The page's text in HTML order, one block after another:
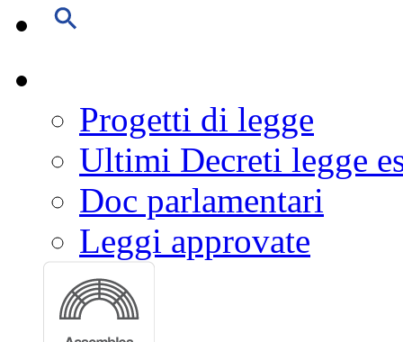
Progetti di legge
Ultimi Decreti legge
Doc parlamentari
Leggi approvate